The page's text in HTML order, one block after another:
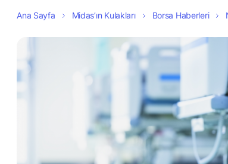
Ana Sayfa Midas’ın Kulakları Borsa Haberleri